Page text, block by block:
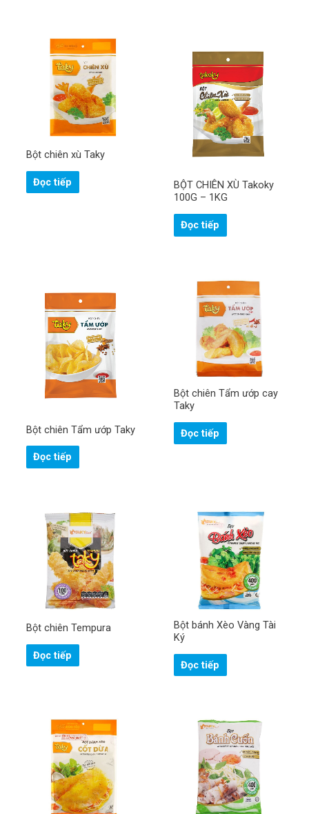
Bột chiên xù Taky
Đọc tiếp
BỘT CHIÊN XÙ Takoky
100G – 1KG
Đọc tiếp
Bột chiên Tẩm ướp Taky
Đọc tiếp
Bột chiên Tẩm ướp cay
Taky
Đọc tiếp
Bột chiên Tempura
Đọc tiếp
Bột bánh Xèo Vàng Tài
Ký
Đọc tiếp